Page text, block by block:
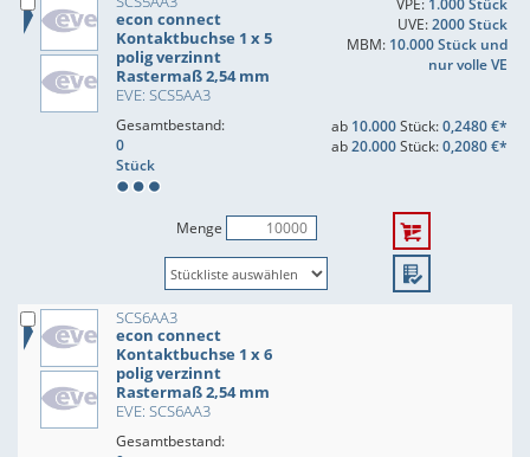
econ connect
Kontaktbuchse 1 x 5
polig verzinnt
Rastermaß 2,54 mm
EVE: SCS5AA3
VPE: 1.000 Stück
UVE:2000 Stück
MBM: 10.000 Stück und
nur volle VE
Gesamtbestand:
0
Stück
ab 10.000Stück:0,2480 €*
ab20.000Stück:0,2080 €*
Menge
SCS6AA3
econ connect
Kontaktbuchse 1 x 6
polig verzinnt
Rastermaß 2,54 mm
EVE: SCS6AA3
Gesamtbestand: